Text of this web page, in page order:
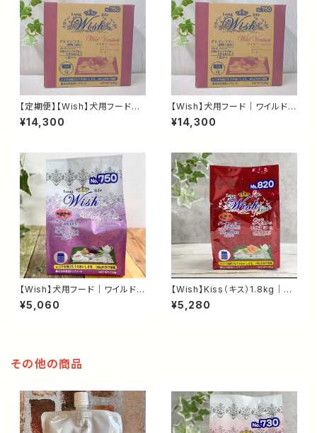
【定期便】【Wish】犬用フード｜
ワイルドベニソン 5.4kg｜グレ
インフリー・鹿肉ドッグフード｜
¥14,300
【Wish】犬用フード｜ワイルドベ
ニソン 5.4kg｜グレインフリー・
鹿肉ドッグフード｜食物アレルギ
¥14,300
【Wish】犬用フード｜ワイルドベ
ニソン 1.8kg｜グレインフリー・
鹿肉ドッグフード｜食物アレルギ
¥5,060
【Wish】Kiss（キス）1.8kg｜乳
酸菌KT-11配合・グレインフリー
ドッグフード｜口腔ケア・腸内環
¥5,280
その他の商品